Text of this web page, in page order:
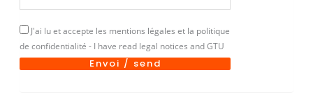
J'ai lu et accepte les mentions légales et la politique
de confidentialité - I have read legal notices and GTU
Envoi / send